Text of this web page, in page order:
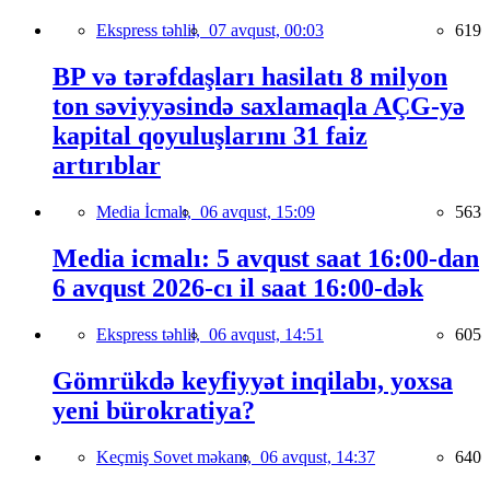
Ekspress təhlil, 07 avqust, 00:03 619
BP və tərəfdaşları hasilatı 8 milyon
ton səviyyəsində saxlamaqla AÇG-yə
kapital qoyuluşlarını 31 faiz
artırıblar
Media İcmalı, 06 avqust, 15:09 563
Media icmalı: 5 avqust saat 16:00-dan
6 avqust 2026-cı il saat 16:00-dək
Ekspress təhlil, 06 avqust, 14:51 605
Gömrükdə keyfiyyət inqilabı, yoxsa
yeni bürokratiya?
Keçmiş Sovet məkanı, 06 avqust, 14:37 640